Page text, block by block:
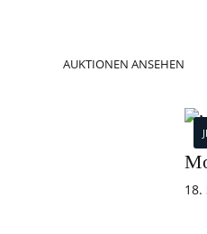
AUKTIONEN ANSEHEN
18.